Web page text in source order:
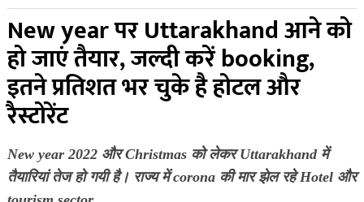
New year पर Uttarakhand आने को
हो जाएं तैयार, जल्दी करें booking,
इतने प्रतिशत भर चुके है होटल और
रैस्टोरेंट
New year 2022 और Christmas को लेकर Uttarakhand में
तैयारियां तेज हो गयी है। राज्य में corona की मार झेल रहे Hotel और